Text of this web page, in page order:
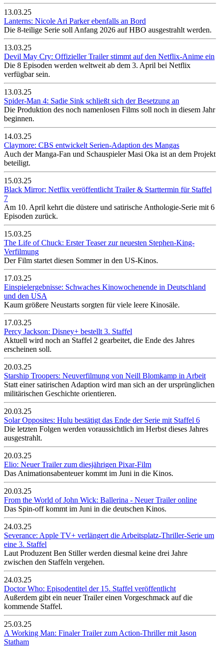
13.03.25
Lanterns: Nicole Ari Parker ebenfalls an Bord
Die 8-teilige Serie soll Anfang 2026 auf HBO ausgestrahlt werden.
13.03.25
Devil May Cry: Offizieller Trailer stimmt auf den Netflix-Anime ein
Die 8 Episoden werden weltweit ab dem 3. April bei Netflix
verfügbar sein.
13.03.25
Spider-Man 4: Sadie Sink schließt sich der Besetzung an
Die Produktion des noch namenlosen Films soll noch in diesem Jahr
beginnen.
14.03.25
Claymore: CBS entwickelt Serien-Adaption des Mangas
Auch der Manga-Fan und Schauspieler Masi Oka ist an dem Projekt
beteiligt.
15.03.25
Black Mirror: Netflix veröffentlicht Trailer & Starttermin für Staffel
7
Am 10. April kehrt die düstere und satirische Anthologie-Serie mit 6
Episoden zurück.
15.03.25
The Life of Chuck: Erster Teaser zur neuesten Stephen-King-
Verfilmung
Der Film startet diesen Sommer in den US-Kinos.
17.03.25
Einspielergebnisse: Schwaches Kinowochenende in Deutschland
und den USA
Kaum größere Neustarts sorgten für viele leere Kinosäle.
17.03.25
Percy Jackson: Disney+ bestellt 3. Staffel
Aktuell wird noch an Staffel 2 gearbeitet, die Ende des Jahres
erscheinen soll.
20.03.25
Starship Troopers: Neuverfilmung von Neill Blomkamp in Arbeit
Statt einer satirischen Adaption wird man sich an der ursprünglichen
militärischen Geschichte orientieren.
20.03.25
Solar Opposites: Hulu bestätigt das Ende der Serie mit Staffel 6
Die letzten Folgen werden voraussichtlich im Herbst dieses Jahres
ausgestrahlt.
20.03.25
Elio: Neuer Trailer zum diesjährigen Pixar-Film
Das Animationsabenteuer kommt im Juni in die Kinos.
20.03.25
From the World of John Wick: Ballerina - Neuer Trailer online
Das Spin-off kommt im Juni in die deutschen Kinos.
24.03.25
Severance: Apple TV+ verlängert die Arbeitsplatz-Thriller-Serie um
eine 3. Staffel
Laut Produzent Ben Stiller werden diesmal keine drei Jahre
zwischen den Staffeln vergehen.
24.03.25
Doctor Who: Episodentitel der 15. Staffel veröffentlicht
Außerdem gibt ein neuer Trailer einen Vorgeschmack auf die
kommende Staffel.
25.03.25
A Working Man: Finaler Trailer zum Action-Thriller mit Jason
Statham